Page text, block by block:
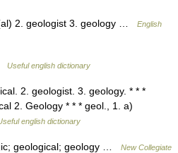
2. geologist 3. geology …
English
Useful english dictionary
2. geologist. 3. geology. * * *
2. Geology * * * geol., 1. a)
english dictionary
geological; geology …
New Collegiate